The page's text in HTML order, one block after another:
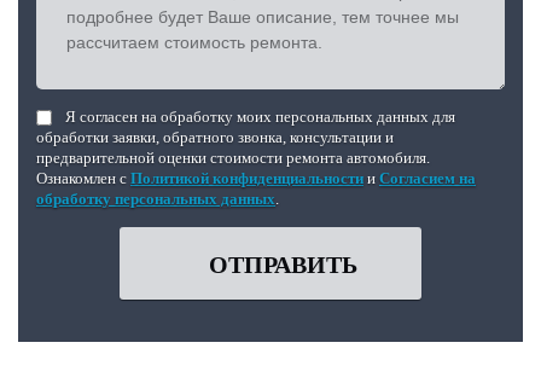
Я согласен на обработку моих персональных данных для
обработки заявки, обратного звонка, консультации и
предварительной оценки стоимости ремонта автомобиля.
Ознакомлен с Политикой конфиденциальности и Согласием на
обработку персональных данных.
ОТПРАВИТЬ